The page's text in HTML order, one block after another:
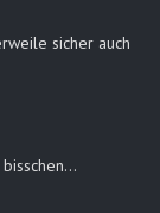
sicher auch
bisschen…